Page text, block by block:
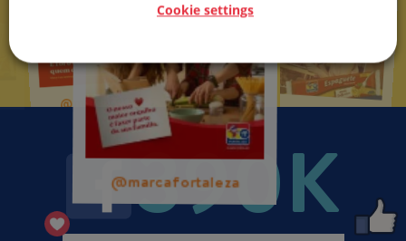
@marcafortaleza
@marcafortaleza
@marcafortaleza
390K
Cookie settings